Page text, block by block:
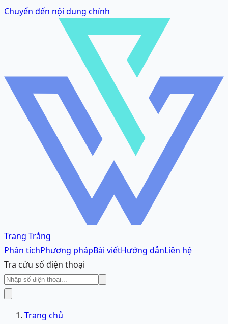
Chuyển đến nội dung chính
Trang Trắng
Phân tíchPhương phápBài viếtHướng dẫnLiên hệ
Tra cứu số điện thoại
Trang chủ